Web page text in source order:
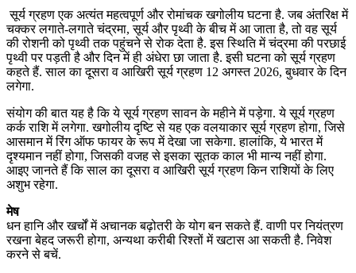
सूर्य ग्रहण एक अत्यंत महत्वपूर्ण और रोमांचक खगोलीय घटना है. जब अंतरिक्ष में
चक्कर लगाते-लगाते चंद्रमा, सूर्य और पृथ्वी के बीच में आ जाता है, तो वह सूर्य
की रोशनी को पृथ्वी तक पहुंचने से रोक देता है. इस स्थिति में चंद्रमा की परछाई
पृथ्वी पर पड़ती है और दिन में ही अंधेरा छा जाता है. इसी घटना को सूर्य ग्रहण
कहते हैं. साल का दूसरा व आखिरी सूर्य ग्रहण 12 अगस्त 2026, बुधवार के दिन
लगेगा.
संयोग की बात यह है कि ये सूर्य ग्रहण सावन के महीने में पड़ेगा. ये सूर्य ग्रहण
कर्क राशि में लगेगा. खगोलीय दृष्टि से यह एक वलयाकार सूर्य ग्रहण होगा, जिसे
आसमान में रिंग ऑफ फायर के रूप में देखा जा सकेगा. हालांकि, ये भारत में
दृश्यमान नहीं होगा, जिसकी वजह से इसका सूतक काल भी मान्य नहीं होगा.
आइए जानते हैं कि साल का दूसरा व आखिरी सूर्य ग्रहण किन राशियों के लिए
अशुभ रहेगा.
मेष
धन हानि और खर्चों में अचानक बढ़ोतरी के योग बन सकते हैं. वाणी पर नियंत्रण
रखना बेहद जरूरी होगा, अन्यथा करीबी रिश्तों में खटास आ सकती है. निवेश
करने से बचें.